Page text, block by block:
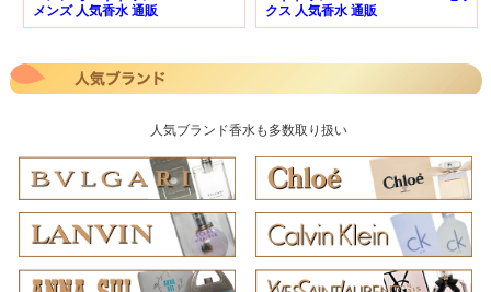
メンズ 人気香水 通販
クス 人気香水 通販
人気ブランド香水も多数取り扱い